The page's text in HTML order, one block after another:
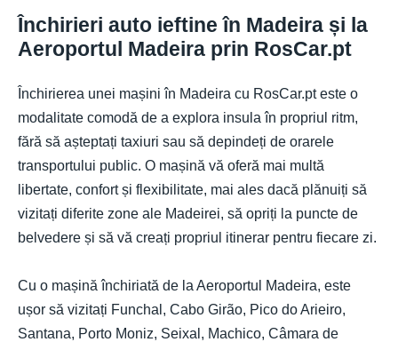
Închirieri auto ieftine în Madeira și la
Aeroportul Madeira prin RosCar.pt
Închirierea unei mașini în Madeira cu RosCar.pt este o
modalitate comodă de a explora insula în propriul ritm,
fără să așteptați taxiuri sau să depindeți de orarele
transportului public. O mașină vă oferă mai multă
libertate, confort și flexibilitate, mai ales dacă plănuiți să
vizitați diferite zone ale Madeirei, să opriți la puncte de
belvedere și să vă creați propriul itinerar pentru fiecare zi.
Cu o mașină închiriată de la Aeroportul Madeira, este
ușor să vizitați Funchal, Cabo Girão, Pico do Arieiro,
Santana, Porto Moniz, Seixal, Machico, Câmara de